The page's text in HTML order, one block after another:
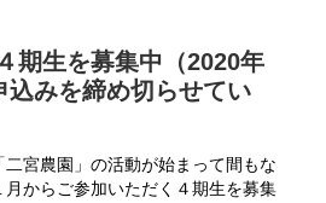
期生を募集中（2020年
込みを締め切らせてい
宮農園」の活動が始まって間もな
月からご参加いただく４期生を募集